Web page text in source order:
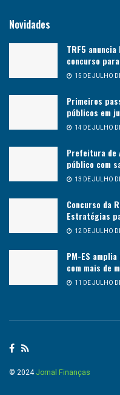
Novidades
TRF5
concurso
15 DE JULHO
Primeiros
públicos em
14 DE JULHO
Prefeitura de
público com
13 DE JULHO
Concurso da
Estratégias
12 DE JULHO
PM-ES
com mais de
11 DE JULHO
© 2024Jornal Finanças